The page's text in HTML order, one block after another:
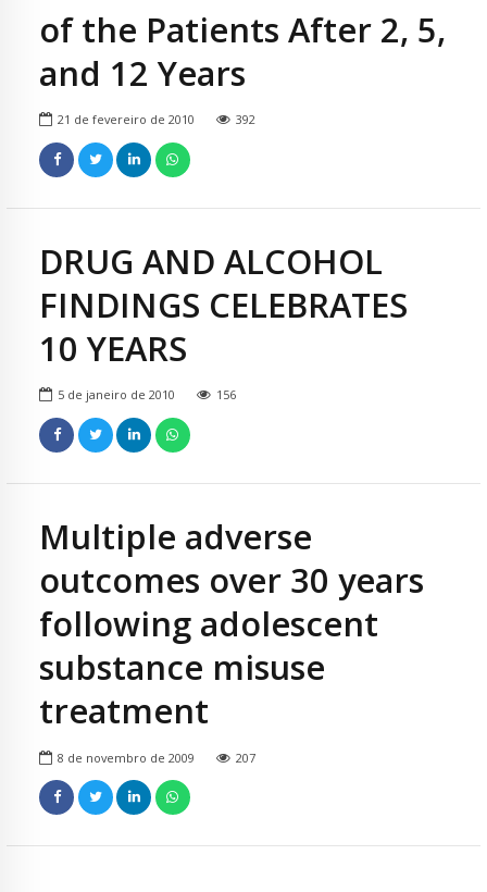
of the Patients After 2, 5,
and 12 Years
21 de fevereiro de 2010 392
DRUG AND ALCOHOL
FINDINGS CELEBRATES
10 YEARS
5 de janeiro de 2010 156
Multiple adverse
outcomes over 30 years
following adolescent
substance misuse
treatment
8 de novembro de 2009 207